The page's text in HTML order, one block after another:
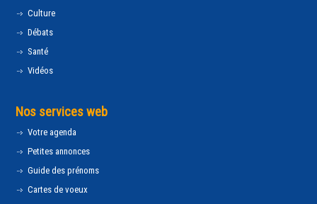
Culture
Débats
Santé
Vidéos
Nos services web
Votre agenda
Petites annonces
Guide des prénoms
Cartes de voeux